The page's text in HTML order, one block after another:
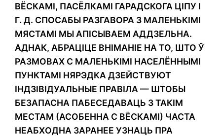
ВЁСКАМІ, ПАСЁЛКАМІ ГАРАДСКОГА ЦІПУ І
Г. Д. СПОСАБЫ РАЗГАВОРА З МАЛЕНЬКІМІ
МЯСТАМІ МЫ АПІСЫВАЕМ АДДЗЕЛЬНА.
АДНАК, АБРАЦІЦЕ ВНІМАНІЕ НА ТО, ШТО Ў
РАЗМОВАХ С МАЛЕНЬКІМІ НАСЕЛЁННЫМІ
ПУНКТАМІ НЯРЭДКА ДЗЕЙСТВУЮТ
ІНДЗІВІДУАЛЬНЫЕ ПРАВІЛА — ШТОБЫ
БЕЗАПАСНА ПАБЕСЕДАВАЦЬ З ТАКІМ
МЕСТАМ (АСОБЕННА С ВЁСКАМІ) ЧАСТА
НЕАБХОДНА ЗАРАНЕЕ УЗНАЦЬ ПРА